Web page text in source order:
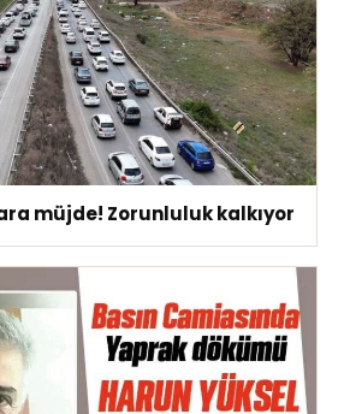
müjde! Zorunluluk kalkıyor